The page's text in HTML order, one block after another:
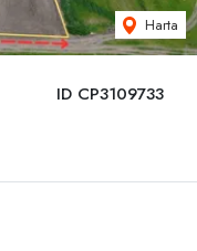
ID CP3109733
Harta